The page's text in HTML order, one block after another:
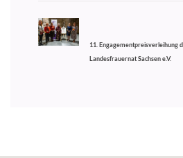
11. Engagementpreisverleihung
Landesfrauernat Sachsen e.V.